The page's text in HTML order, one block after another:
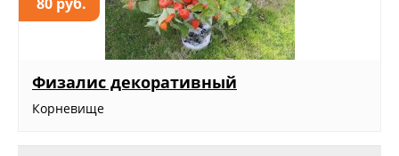
Физалис декоративный
Корневище